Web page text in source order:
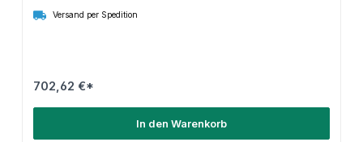
Versand per Spedition
702,62 €*
In den Warenkorb